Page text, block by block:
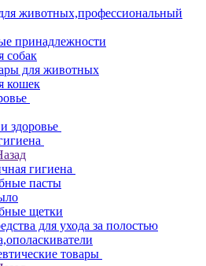
животных,профессиональный
принадлежности
собак
для животных
кошек
здоровье
гигиена
пасты
щетки
для ухода за полостью
товары